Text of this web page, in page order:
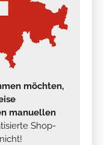
möchten,
manuellen
Shop-